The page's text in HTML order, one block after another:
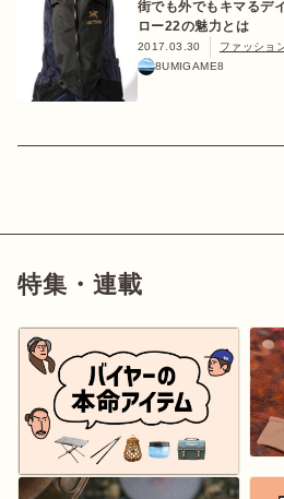
街でも外でもキマるデ
ロー22の魅力とは
2017.03.30
ファッショ
8UMIGAME8
特集・連載